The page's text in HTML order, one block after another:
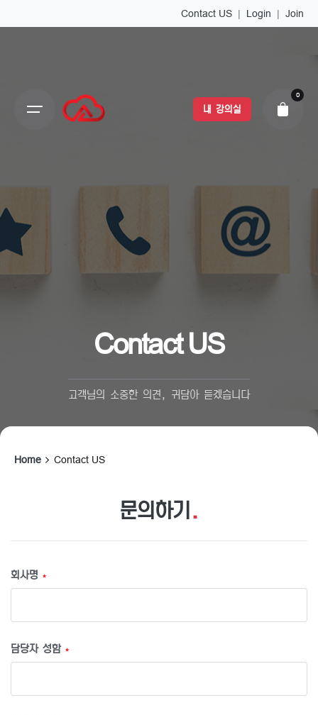
Join
|
Login
|
Contact US
내 강의실
0
Contact US
고객님의 소중한 의견, 귀담아 듣겠습니다
Home Contact US
문의하기 .
회사명 *
담당자 성함 *